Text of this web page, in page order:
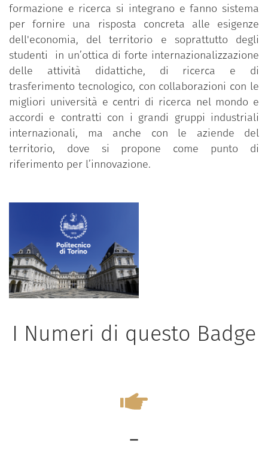
formazione e ricerca si integrano e fanno sistema
per fornire una risposta concreta alle esigenze
dell'economia, del territorio e soprattutto degli
studenti in un’ottica di forte internazionalizzazione
delle attività didattiche, di ricerca e di
trasferimento tecnologico, con collaborazioni con le
migliori università e centri di ricerca nel mondo e
accordi e contratti con i grandi gruppi industriali
internazionali, ma anche con le aziende del
territorio, dove si propone come punto di
riferimento per l’innovazione.
I Numeri di questo Badge
-